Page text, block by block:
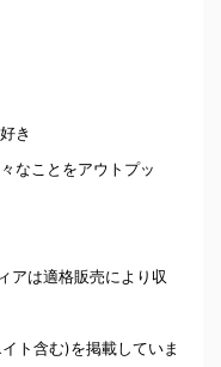
き
なことをアウトプッ
アは適格販売により収
ト含む)を掲載していま